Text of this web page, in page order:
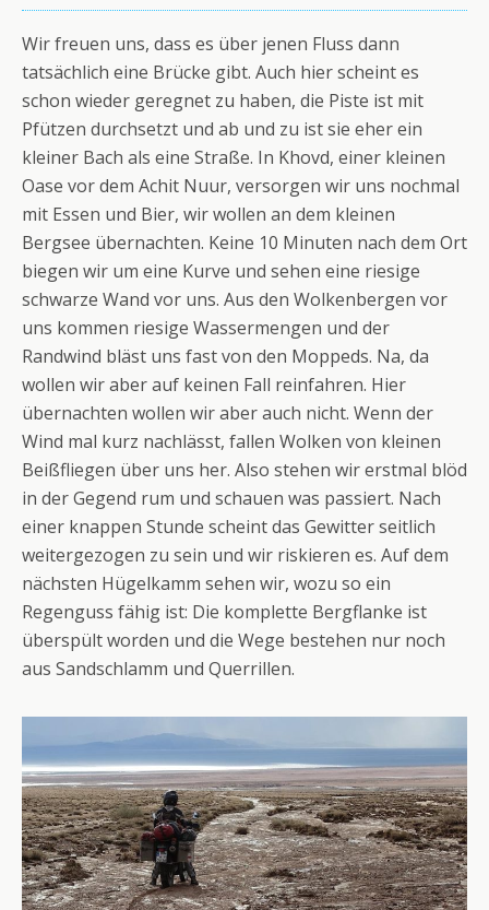
Wir freuen uns, dass es über jenen Fluss dann
tatsächlich eine Brücke gibt. Auch hier scheint es
schon wieder geregnet zu haben, die Piste ist mit
Pfützen durchsetzt und ab und zu ist sie eher ein
kleiner Bach als eine Straße. In Khovd, einer kleinen
Oase vor dem Achit Nuur, versorgen wir uns nochmal
mit Essen und Bier, wir wollen an dem kleinen
Bergsee übernachten. Keine 10 Minuten nach dem Ort
biegen wir um eine Kurve und sehen eine riesige
schwarze Wand vor uns. Aus den Wolkenbergen vor
uns kommen riesige Wassermengen und der
Randwind bläst uns fast von den Moppeds. Na, da
wollen wir aber auf keinen Fall reinfahren. Hier
übernachten wollen wir aber auch nicht. Wenn der
Wind mal kurz nachlässt, fallen Wolken von kleinen
Beißfliegen über uns her. Also stehen wir erstmal blöd
in der Gegend rum und schauen was passiert. Nach
einer knappen Stunde scheint das Gewitter seitlich
weitergezogen zu sein und wir riskieren es. Auf dem
nächsten Hügelkamm sehen wir, wozu so ein
Regenguss fähig ist: Die komplette Bergflanke ist
überspült worden und die Wege bestehen nur noch
aus Sandschlamm und Querrillen.